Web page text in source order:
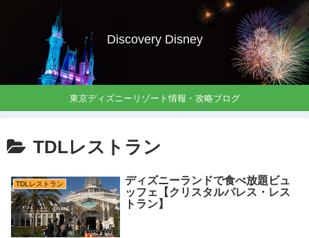
Discovery Disney
東京ディズニーリゾート情報・攻略ブログ
TDLレストラン
TDLレストラン
ディズニーランドで食べ放題ビュ
ッフェ【クリスタルパレス・レス
トラン】